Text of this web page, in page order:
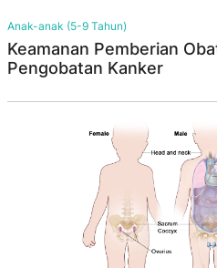
Anak-anak (5-9 Tahun)
Keamanan Pemberian
Pengobatan Kanker